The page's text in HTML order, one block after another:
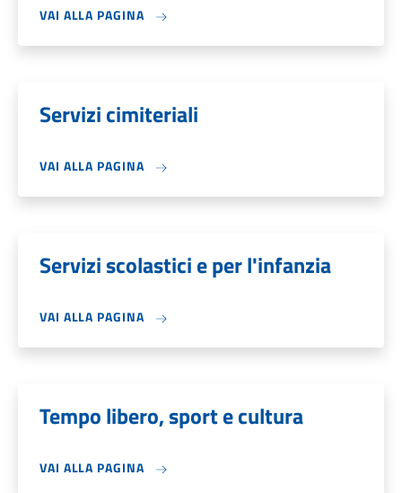
VAI ALLA PAGINA
Servizi cimiteriali
VAI ALLA PAGINA
Servizi scolastici e per l'infanzia
VAI ALLA PAGINA
Tempo libero, sport e cultura
VAI ALLA PAGINA